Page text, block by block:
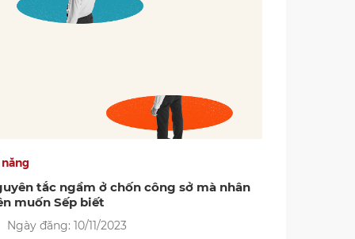
tắc ngầm ở chốn công sở mà nhân
muốn Sếp biết
Ngày đăng: 10/11/2023